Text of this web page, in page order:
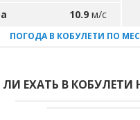
10.9 м/с
ПОГОДА В КОБУЛЕТИ ПО
ЕХАТЬ В КОБУЛЕТИ